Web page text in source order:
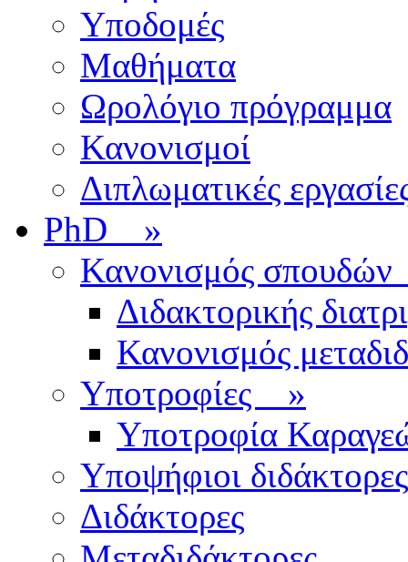
Υποδομές
Μαθήματα
Ωρολόγιο πρόγραμμα
Κανονισμοί
Διπλωματικές
PhD »
Κανονισμός
Διδακτορικής
Κανονισμός
Υποτροφίες »
Υποτροφία
Υποψήφιοι διδάκτορες
Διδάκτορες